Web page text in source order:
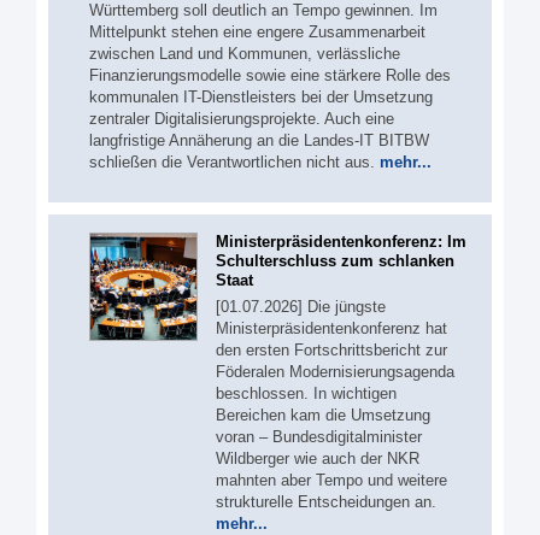
Württemberg soll deutlich an Tempo gewinnen. Im
Mittelpunkt stehen eine engere Zusammenarbeit
zwischen Land und Kommunen, verlässliche
Finanzierungsmodelle sowie eine stärkere Rolle des
kommunalen IT-Dienstleisters bei der Umsetzung
zentraler Digitalisierungsprojekte. Auch eine
langfristige Annäherung an die Landes-IT BITBW
schließen die Verantwortlichen nicht aus. mehr...
Ministerpräsidentenkonferenz: Im
Schulterschluss zum schlanken
Staat
[01.07.2026] Die jüngste
Ministerpräsidentenkonferenz hat
den ersten Fortschrittsbericht zur
Föderalen Modernisierungsagenda
beschlossen. In wichtigen
Bereichen kam die Umsetzung
voran – Bundesdigitalminister
Wildberger wie auch der NKR
mahnten aber Tempo und weitere
strukturelle Entscheidungen an.
mehr...